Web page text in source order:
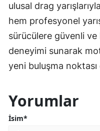
ulusal drag
hem profesyonel
sürücülere güvenli
deneyimi sunarak
yeni buluşma noktası
Yorumlar
İsim*